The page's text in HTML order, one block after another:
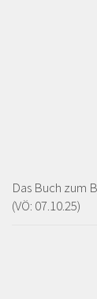
Das Buch zum
(VÖ: 07.10.25)